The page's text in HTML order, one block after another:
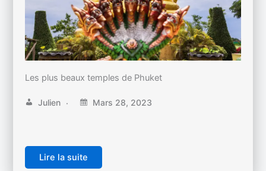
Les plus beaux temples de Phuket
Julien Mars 28, 2023
Lire la suite